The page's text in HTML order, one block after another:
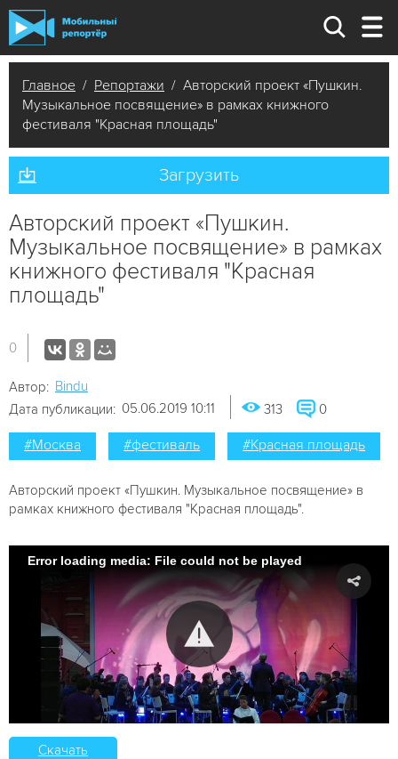
Главное / Репортажи / Авторский проект «Пушкин.
Музыкальное посвящение» в рамках книжного
фестиваля "Красная площадь"
Загрузить
Авторский проект «Пушкин.
Музыкальное посвящение» в рамках
книжного фестиваля "Красная
площадь"
0
Автор: Bindu
Дата публикации: 05.06.2019 10:11 313 0
#Москва #фестиваль #Красная площадь
Авторский проект «Пушкин. Музыкальное посвящение» в
рамках книжного фестиваля "Красная площадь".
Error loading media: File could not be played
Скачать